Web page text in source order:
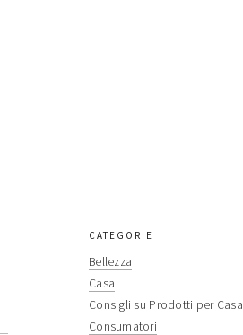
primary
sidebar
CATEGORIE
Bellezza
Casa
Consigli su Prodotti per Casa
Consumatori